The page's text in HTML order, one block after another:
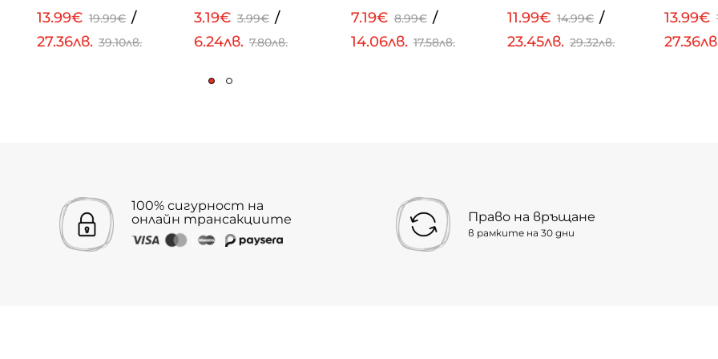
13.99€ 19.99€ /
27.36лв. 39.10лв.
3.19€ 3.99€ /
6.24лв. 7.80лв.
7.19€ 8.99€ /
14.06лв. 17.58лв.
11.99€ 14.99€ /
23.45лв. 29.32лв.
13.99€
100% сигурност на
онлайн трансакциите
Право на връщане
в рамките на 30 дни